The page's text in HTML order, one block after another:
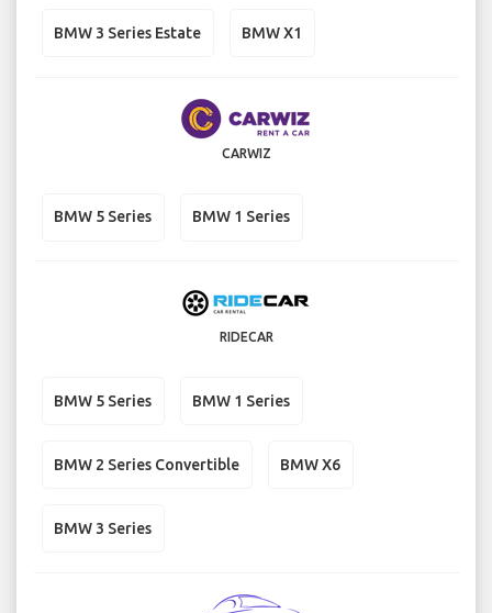
BMW 3 Series Estate BMW X1
CARWIZ
BMW 5 Series BMW 1 Series
RIDECAR
BMW 5 Series BMW 1 Series
BMW 2 Series Convertible BMW X6
BMW 3 Series